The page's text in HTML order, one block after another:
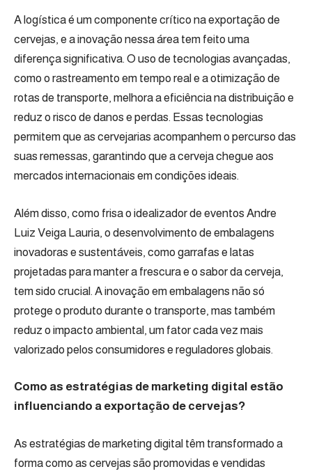
A logística é um componente crítico na exportação de
cervejas, e a inovação nessa área tem feito uma
diferença significativa. O uso de tecnologias avançadas,
como o rastreamento em tempo real e a otimização de
rotas de transporte, melhora a eficiência na distribuição e
reduz o risco de danos e perdas. Essas tecnologias
permitem que as cervejarias acompanhem o percurso das
suas remessas, garantindo que a cerveja chegue aos
mercados internacionais em condições ideais.
Além disso, como frisa o idealizador de eventos Andre
Luiz Veiga Lauria, o desenvolvimento de embalagens
inovadoras e sustentáveis, como garrafas e latas
projetadas para manter a frescura e o sabor da cerveja,
tem sido crucial. A inovação em embalagens não só
protege o produto durante o transporte, mas também
reduz o impacto ambiental, um fator cada vez mais
valorizado pelos consumidores e reguladores globais.
Como as estratégias de marketing digital estão
influenciando a exportação de cervejas?
As estratégias de marketing digital têm transformado a
forma como as cervejas são promovidas e vendidas